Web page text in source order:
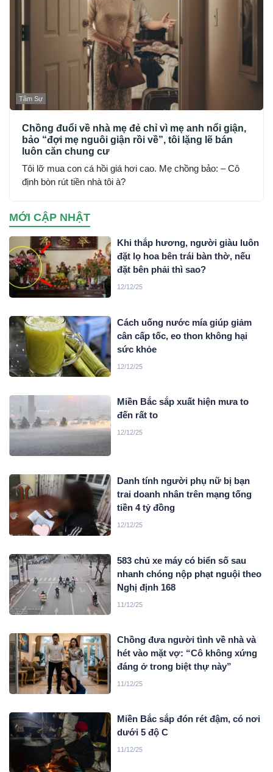
Tâm Sự
Chồng đuổi về nhà mẹ đẻ chỉ vì mẹ anh nổi giận,
bảo “đợi mẹ nguôi giận rồi về”, tôi lặng lẽ bán
luôn căn chung cư
Tôi lỡ mua con cá hồi giá hơi cao. Mẹ chồng bảo: – Cô
định bòn rút tiền nhà tôi à?
MỚI CẬP NHẬT
Khi thắp hương, người giàu luôn
đặt lọ hoa bên trái bàn thờ, nếu
đặt bên phải thì sao?
12/12/25
Cách uống nước mía giúp giảm
cân cấp tốc, eo thon không hại
sức khỏe
12/12/25
Miền Bắc sắp xuất hiện mưa to
đến rất to
12/12/25
Danh tính người phụ nữ bị bạn
trai doanh nhân trên mạng tống
tiền 4 tỷ đồng
12/12/25
583 chủ xe máy có biển số sau
nhanh chóng nộp phạt nguội theo
Nghị định 168
11/12/25
Chồng đưa người tình về nhà và
hét vào mặt vợ: “Cô không xứng
đáng ở trong biệt thự này”
11/12/25
Miền Bắc sắp đón rét đậm, có nơi
dưới 5 độ C
11/12/25